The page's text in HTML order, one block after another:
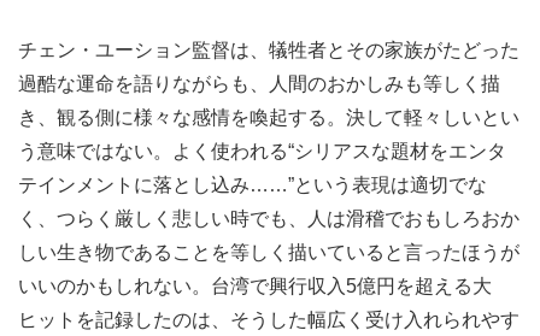
チェン・ユーション監督は、犠牲者とその家族がたどった
過酷な運命を語りながらも、人間のおかしみも等しく描
き、観る側に様々な感情を喚起する。決して軽々しいとい
う意味ではない。よく使われる“シリアスな題材をエンタ
テインメントに落とし込み……”という表現は適切でな
く、つらく厳しく悲しい時でも、人は滑稽でおもしろおか
しい生き物であることを等しく描いていると言ったほうが
いいのかもしれない。台湾で興行収入5億円を超える大
ヒットを記録したのは、そうした幅広く受け入れられやす